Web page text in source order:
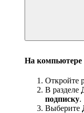
На компьютере
Откройте
В разделе
подписку.
Выберите